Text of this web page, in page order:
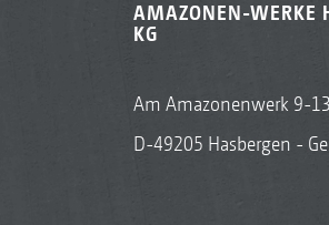
AMAZONEN-WERKE
KG
Am Amazonenwerk 9-13
D-49205 Hasbergen -